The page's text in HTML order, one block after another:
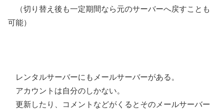
（切り替え後も一定期間なら元のサーバーへ戻すことも
可能）
レンタルサーバーにもメールサーバーがある。
アカウントは自分のしかない。
更新したり、コメントなどがくるとそのメールサーバー